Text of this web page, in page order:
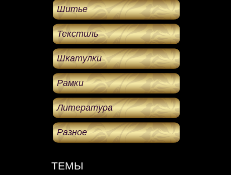
Шитье
Текстиль
Шкатулки
Рамки
Литература
Разное
ТЕМЫ